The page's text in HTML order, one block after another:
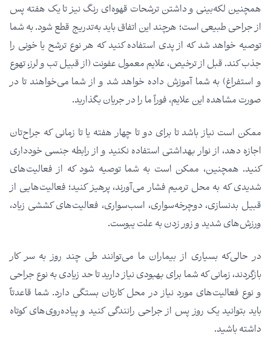
همچنین لکه‌بینی و داشتن ترشحات قهوه‌ای رنگ نیز تا یک هفته پس
از جراحی طبیعی است؛ هرچند این اتفاق باید به‌تدریج قطع شود. به شما
توصیه خواهد شد که از پدی استفاده کنید که هر نوع ترشح یا خونی را
جذب کند. قبل از ترخیص، علایم معمول عفونت (از قبیل تب و لرز، تهوع
و استفراغ) به شما آموزش داده خواهد شد و از شما می‌خواهند تا در
صورت مشاهده این علایم، فوراً ما را در جریان بگذارید.
ممکن است نیاز باشد تا برای دو تا چهار هفته یا تا زمانی که جراح‌تان
اجازه دهد، از نوار بهداشتی استفاده نکنید و از رابطه جنسی خودداری
کنید. همچنین، ممکن است به شما توصیه شود که از فعالیت‌های
شدیدی که به محل ترمیم فشار می‌آورند، پرهیز کنید؛ فعالیت‌هایی از
قبیل بدنسازی، دوچرخه‌سواری، اسب‌سواری، فعالیت‌های کششی زیاد،
ورزش‌های شدید و زور زدن به علت یبوست.
در حالی‌که بسیاری از بیماران ما می‌توانند طی چند روز به سر کار
بازگردند، زمانی که شما برای بهبودی نیاز دارید تا حد زیادی به نوع جراحی
و نوع فعالیت‌های مورد نیاز در محل کارتان بستگی دارد. شما قاعدتاً
باید بتوانید یک روز پس از جراحی رانندگی کنید و پیاده‌روی‌‌های کوتاه
داشته باشید.